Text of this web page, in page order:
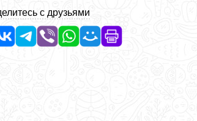
с друзьями